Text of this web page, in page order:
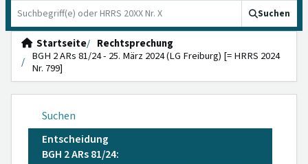
Suchen
Startseite
Rechtsprechung
BGH 2 ARs 81/24 - 25. März 2024 (LG Freiburg) [= HRRS 2024
Nr. 799]
Suchen
Entscheidung
BGH 2 ARs 81/24: